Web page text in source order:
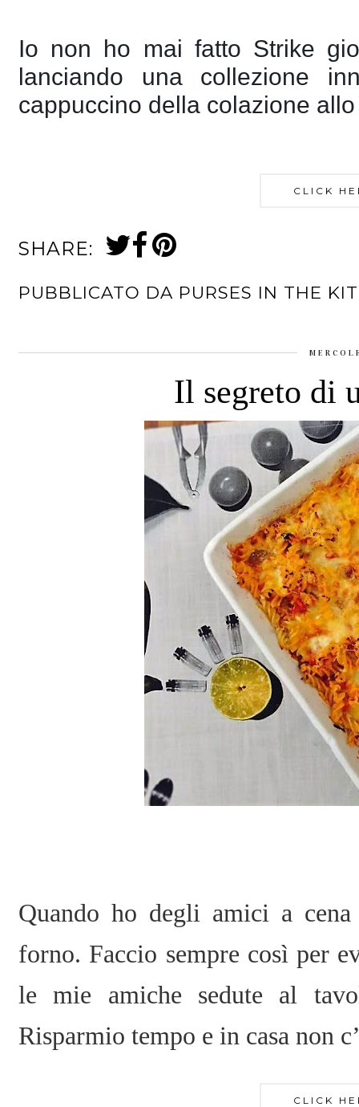
Io non ho mai fatto Strike
lanciando una collezione
cappuccino della colazione
CLICK
SHARE:
PUBBLICATO DA PURSES IN THE
Il segreto di
Quando ho degli amici a
forno. Faccio sempre così per
le mie amiche sedute al
Risparmio tempo e in casa non
CLICK